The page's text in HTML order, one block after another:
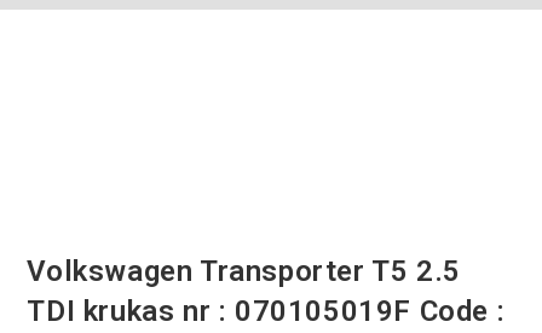
Volkswagen Transporter T5 2.5
TDI krukas nr : 070105019F Code :